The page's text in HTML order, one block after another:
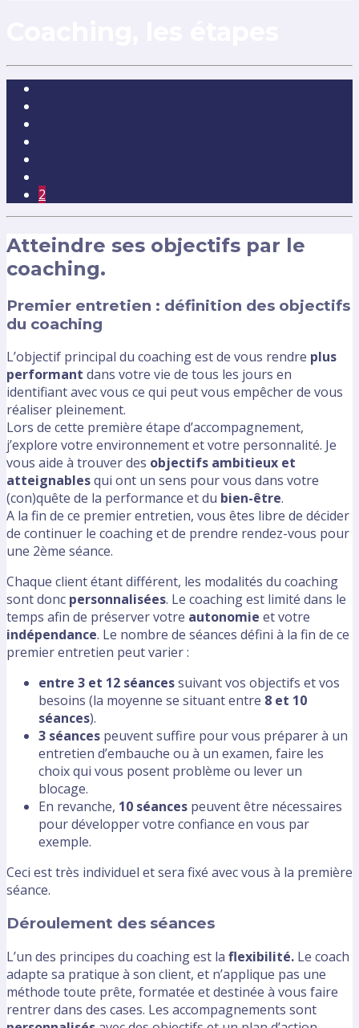
2
Atteindre ses objectifs par le
coaching.
Premier entretien : définition des objectifs
du coaching
L’objectif principal du coaching est de vous rendre plus
performant dans votre vie de tous les jours en
identifiant avec vous ce qui peut vous empêcher de vous
réaliser pleinement.
Lors de cette première étape d’accompagnement,
j’explore votre environnement et votre personnalité. Je
vous aide à trouver des objectifs ambitieux et
atteignablesqui ont un sens pour vous dans votre
(con)quête de la performance et du bien-être.
A la fin de ce premier entretien, vous êtes libre de décider
de continuer le coaching et de prendre rendez-vous pour
une 2ème séance.
Chaque client étant différent, les modalités du coaching
sont donc personnalisées. Le coaching est limité dans le
temps afin de préserver votre autonomie et votre
indépendance. Le nombre de séances défini à la fin de ce
premier entretien peut varier :
entre 3 et 12 séancessuivant vos objectifs et vos
besoins (la moyenne se situant entre 8 et 10
séances).
3 séances peuvent suffire pour vous préparer à un
entretien d’embauche ou à un examen, faire les
choix qui vous posent problème ou lever un
blocage.
En revanche, 10 séances peuvent être nécessaires
pour développer votre confiance en vous par
exemple.
Ceci est très individuel et sera fixé avec vous à la première
séance.
Déroulement des séances
L’un des principes du coaching est la flexibilité. Le coach
adapte sa pratique à son client, et n’applique pas une
méthode toute prête, formatée et destinée à vous faire
rentrer dans des cases. Les accompagnements sont